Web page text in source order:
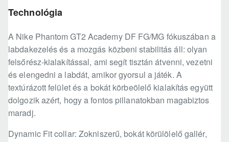
Technológia
A Nike Phantom GT2 Academy DF FG/MG fókuszában a
labdakezelés és a mozgás közbeni stabilitás áll: olyan
felsőrész-kialakítással, ami segít tisztán átvenni, vezetni
és elengedni a labdát, amikor gyorsul a játék. A
textúrázott felület és a bokát körbeölelő kialakítás együtt
dolgozik azért, hogy a fontos pillanatokban magabiztos
maradj.
Dynamic Fit collar: Zokniszerű, bokát körülölelő gallér,